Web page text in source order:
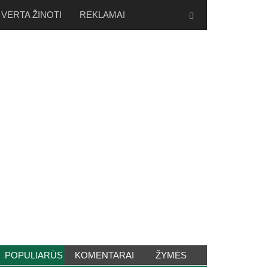
VERTA ŽINOTI REKLAMAI
POPULIARŪS KOMENTARAI ŽYMĖS